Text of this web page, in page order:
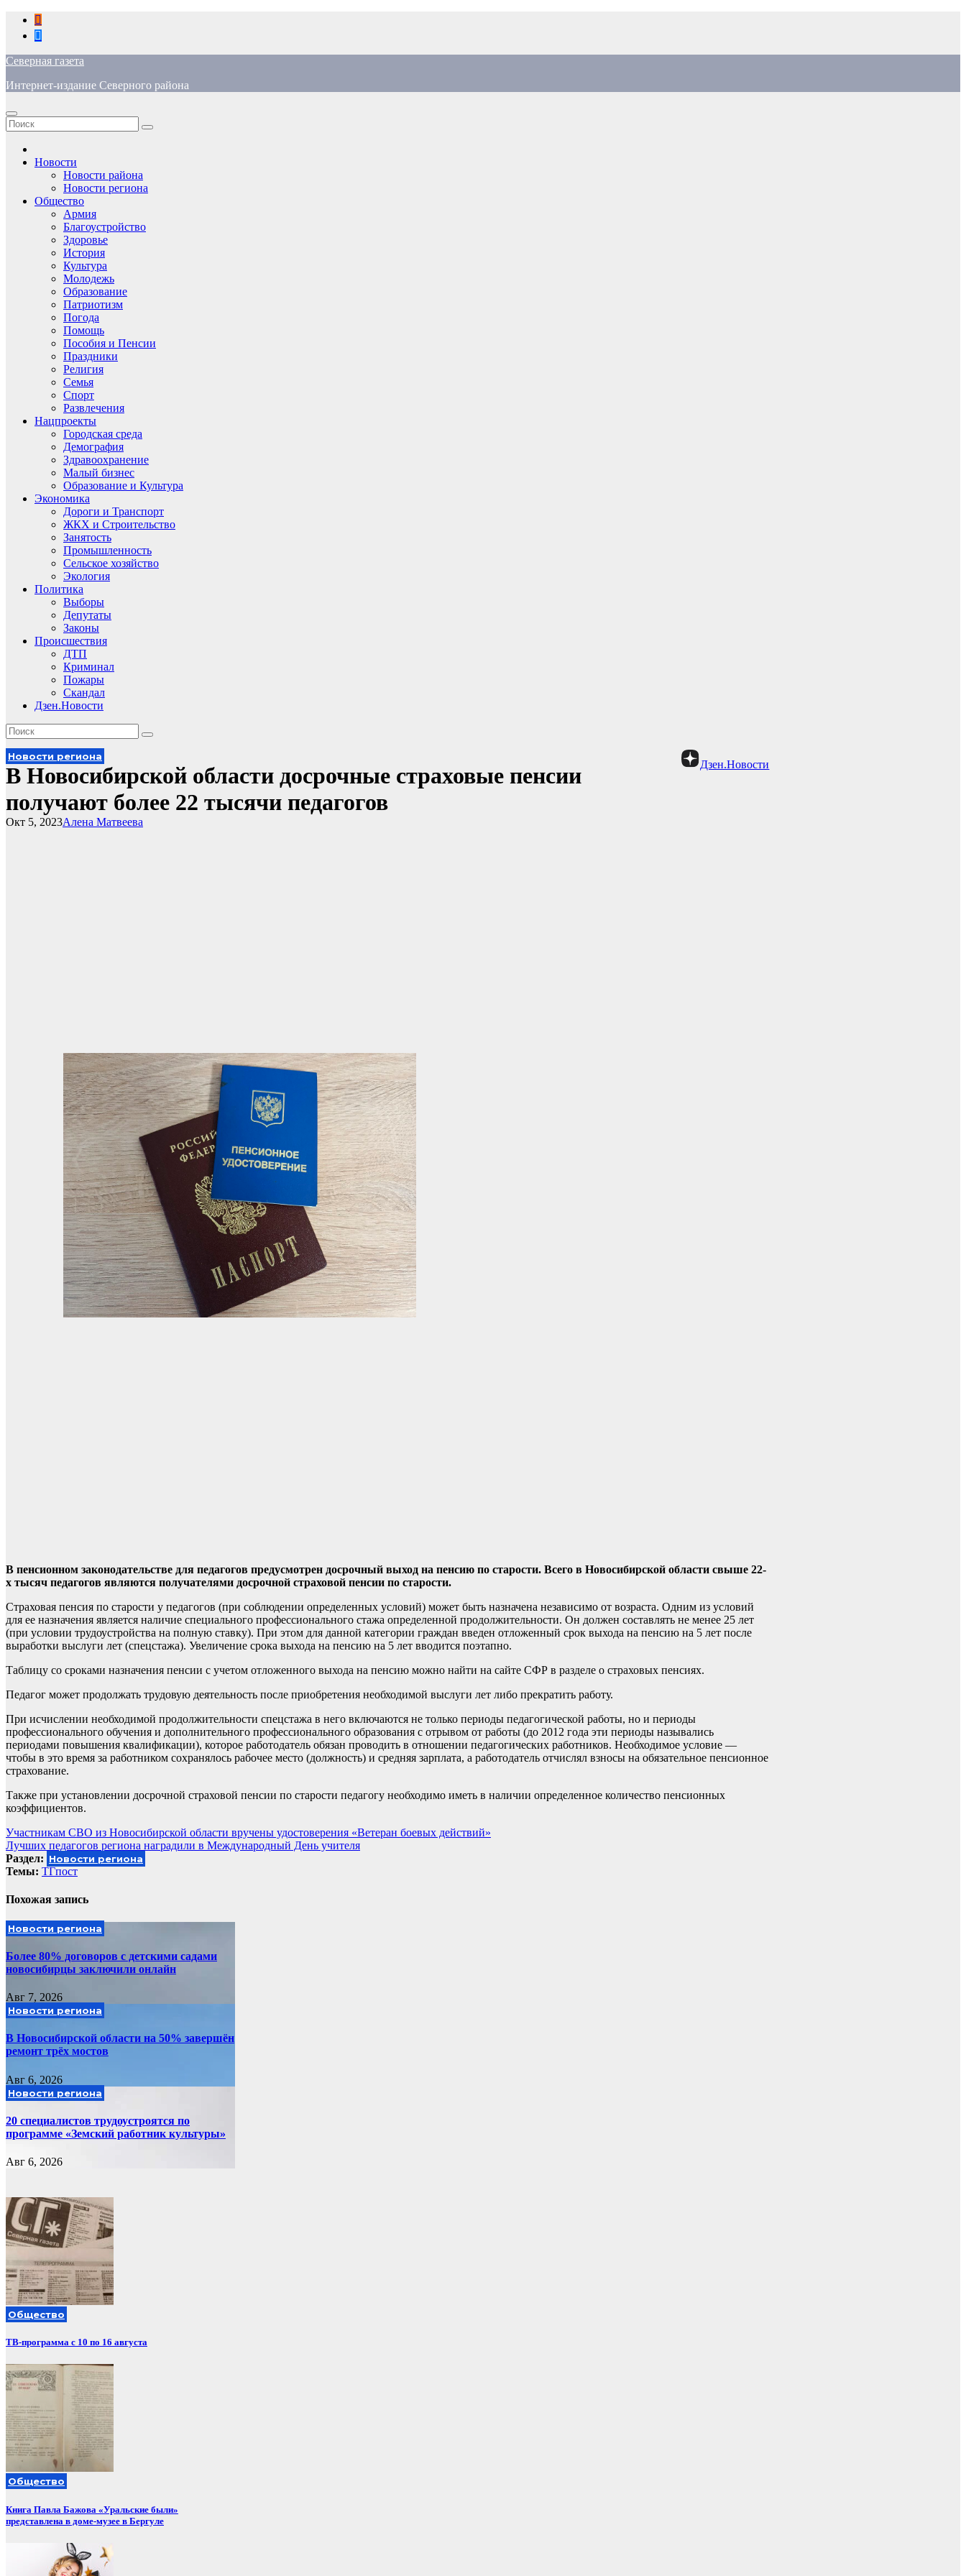
Перейти
содержимому
Северная газета
Интернет-издание Северного района
Новости
Новости района
Новости региона
Общество
Армия
Благоустройство
Здоровье
История
Культура
Молодежь
Образование
Патриотизм
Погода
Помощь
Пособия и Пенсии
Праздники
Религия
Семья
Спорт
Развлечения
Нацпроекты
Городская среда
Демография
Здравоохранение
Малый бизнес
Образование и Культура
Экономика
Дороги и Транспорт
ЖКХ и Строительство
Занятость
Промышленность
Сельское хозяйство
Экология
Политика
Выборы
Депутаты
Законы
Происшествия
ДТП
Криминал
Пожары
Скандал
Дзен.Новости
Дзен.Новости
Новости региона
В Новосибирской области досрочные страховые пенсии
получают более 22 тысячи педагогов
Алена Матвеева
Окт 5, 2023
В пенсионном законодательстве для педагогов предусмотрен досрочный выход на пенсию по старости. Всего в Новосибирской области свыше 22-
х тысяч педагогов являются получателями досрочной страховой пенсии по старости.
Страховая пенсия по старости у педагогов (при соблюдении определенных условий) может быть назначена независимо от возраста. Одним из условий
для ее назначения является наличие специального профессионального стажа определенной продолжительности. Он должен составлять не менее 25 лет
(при условии трудоустройства на полную ставку). При этом для данной категории граждан введен отложенный срок выхода на пенсию на 5 лет после
выработки выслуги лет (спецстажа). Увеличение срока выхода на пенсию на 5 лет вводится поэтапно.
Таблицу со сроками назначения пенсии с учетом отложенного выхода на пенсию можно найти на сайте СФР в разделе о страховых пенсиях.
Педагог может продолжать трудовую деятельность после приобретения необходимой выслуги лет либо прекратить работу.
При исчислении необходимой продолжительности спецстажа в него включаются не только периоды педагогической работы, но и периоды
профессионального обучения и дополнительного профессионального образования с отрывом от работы (до 2012 года эти периоды назывались
периодами повышения квалификации), которое работодатель обязан проводить в отношении педагогических работников. Необходимое условие —
чтобы в это время за работником сохранялось рабочее место (должность) и средняя зарплата, а работодатель отчислял взносы на обязательное пенсионное
страхование.
Также при установлении досрочной страховой пенсии по старости педагогу необходимо иметь в наличии определенное количество пенсионных
коэффициентов.
Навигация
по
записям
Участникам СВО из Новосибирской области вручены удостоверения «Ветеран боевых действий»
Лучших педагогов региона наградили в Международный День учителя
Раздел: Новости региона
Темы: ТГпост
Похожая запись
Новости региона
Более 80% договоров с детскими садами
новосибирцы заключили онлайн
Авг 7, 2026
Новости региона
В Новосибирской области на 50% завершён
ремонт трёх мостов
Авг 6, 2026
Новости региона
20 специалистов трудоустроятся по
программе «Земский работник культуры»
Авг 6, 2026
Общество
ТВ-программа с 10 по 16 августа
Общество
Книга Павла Бажова «Уральские были»
представлена в доме-музее в Бергуле